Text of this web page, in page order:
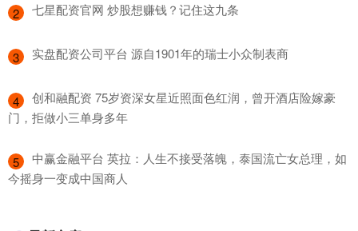
2 ​七星配资官网 炒股想赚钱？记住这九条
3 ​实盘配资公司平台 源自1901年的瑞士小众制表商
4
​创和融配资 75岁资深女星近照面色红润，曾开酒店险嫁豪
门，拒做小三单身多年
5
​中赢金融平台 英拉：人生不接受落魄，泰国流亡女总理，如
今摇身一变成中国商人